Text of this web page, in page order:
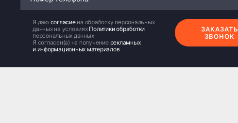
Я даю согласие на обработку персональных
данных на условиях Политики обработки
персональных данных
Я согласен(а) на получение рекламных
и информационных материалов
ЗАКАЗАТЬ
ЗВОНОК